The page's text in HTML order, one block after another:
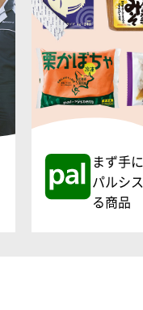
まず手
パルシ
る商品